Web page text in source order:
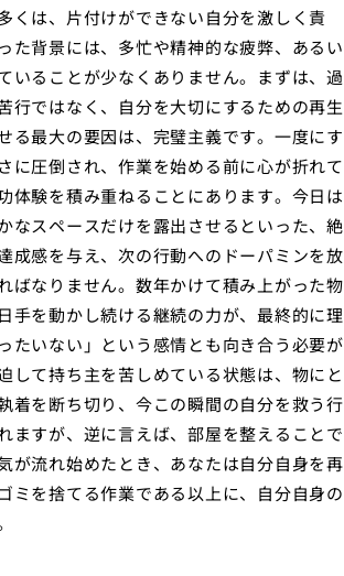
くは、片付けができない自分を激しく責
た背景には、多忙や精神的な疲弊、あるい
いることが少なくありません。まずは、過
行ではなく、自分を大切にするための再生
る最大の要因は、完璧主義です。一度にす
に圧倒され、作業を始める前に心が折れて
体験を積み重ねることにあります。今日は
なスペースだけを露出させるといった、絶
成感を与え、次の行動へのドーパミンを放
ばなりません。数年かけて積み上がった物
手を動かし続ける継続の力が、最終的に理
たいない」という感情とも向き合う必要が
して持ち主を苦しめている状態は、物にと
着を断ち切り、今この瞬間の自分を救う行
ますが、逆に言えば、部屋を整えることで
が流れ始めたとき、あなたは自分自身を再
ミを捨てる作業である以上に、自分自身の